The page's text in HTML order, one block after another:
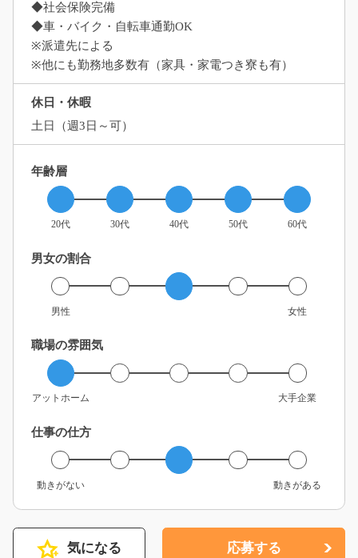
◆社会保険完備
◆車・バイク・自転車通勤OK
※派遣先による
※他にも勤務地多数有（家具・家電つき寮も有）
休日・休暇
土日（週3日～可）
年齢層
20代 30代 40代 50代 60代
男女の割合
男性 女性
職場の雰囲気
アットホーム 大手企業
仕事の仕方
動きがない 動きがある
気になる 応募する